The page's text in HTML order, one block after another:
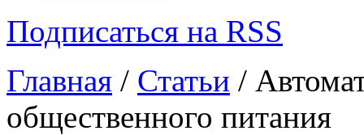
Подписаться на RSS
Главная / Статьи /
общественного питания